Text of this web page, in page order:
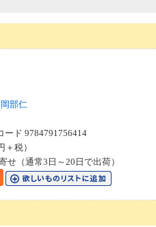
岡部仁
ド 9784791756414
税）
せ（通常3日～20日で出荷）